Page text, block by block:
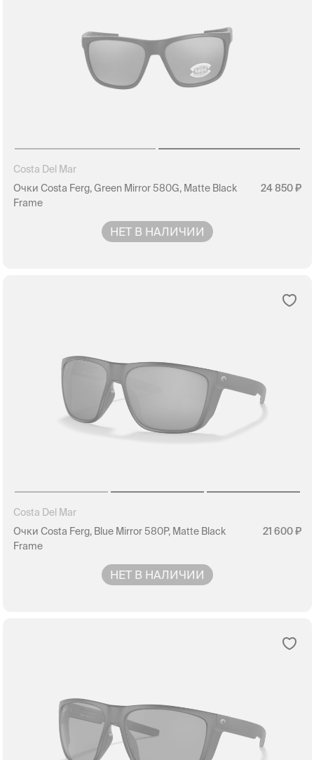
Costa Del Mar
Очки Costa Ferg, Green Mirror 580G, Matte Black
Frame
24 850
НЕТ В НАЛИЧИИ
Costa Del Mar
Очки Costa Ferg, Blue Mirror 580P, Matte Black
Frame
21 600
НЕТ В НАЛИЧИИ